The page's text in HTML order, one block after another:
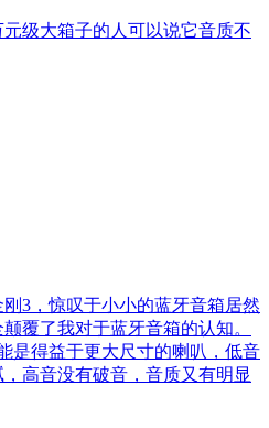
级大箱子的人可以说它音质不
3，惊叹于小小的蓝牙音箱居然
覆了我对于蓝牙音箱的认知。
是得益于更大尺寸的喇叭，低音
高音没有破音，音质又有明显